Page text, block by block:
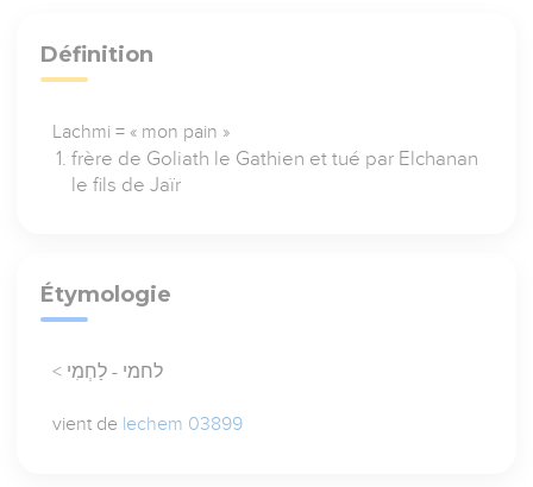
Définition
Lachmi = « mon pain »
frère de Goliath le Gathien et tué par Elchanan
le fils de Jaïr
Étymologie
< לחמי - לַחְמִי
vient de lechem 03899